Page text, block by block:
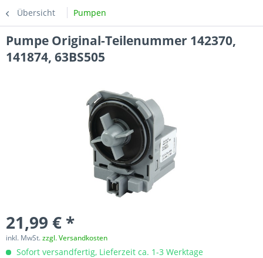
Übersicht Pumpen
Pumpe Original-Teilenummer 142370,
141874, 63BS505
21,99 € *
inkl. MwSt.zzgl. Versandkosten
Sofort versandfertig, Lieferzeit ca. 1-3 Werktage